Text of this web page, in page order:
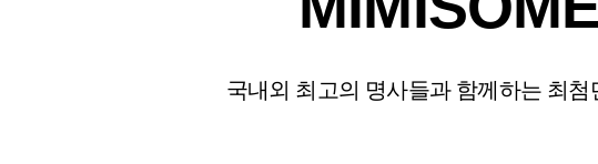
국내외 최고의 명사들과 함께하는 최